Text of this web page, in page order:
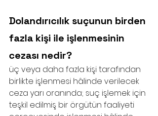
Dolandırıcılık suçunun birden
fazla kişi ile işlenmesinin
cezası nedir?
üç veya daha fazla kişi tarafından
birlikte işlenmesi hâlinde verilecek
ceza yarı oranında; suç işlemek için
teşkil edilmiş bir örgütün faaliyeti